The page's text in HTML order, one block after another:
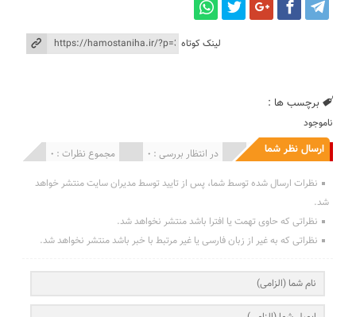
لینک کوتاه
برچسب ها :
ناموجود
ارسال نظر شما مجموع نظرات : 0 در انتظار بررسی : 0 انتشار یافته : 0
نظرات ارسال شده توسط شما، پس از تایید توسط مدیران سایت منتشر خواهد
شد.
نظراتی که حاوی تهمت یا افترا باشد منتشر نخواهد شد.
نظراتی که به غیر از زبان فارسی یا غیر مرتبط با خبر باشد منتشر نخواهد شد.